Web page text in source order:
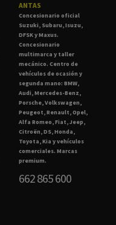
ANTAS
Concesionario oficial
Suzuki, Subaru, Isuzu,
DFSK y Maxus.
Concesionario
multimarca y taller
mecánico. Centro de
vehículos de ocasión y
segunda mano: BMW,
Audi, Mercedes-Benz,
Porsche, Volkswagen,
Peugeot, Renault, Opel,
Alfa Romeo, Fiat, Jeep,
Citroën, DS, Honda,
Toyota, Kia y vehículos
comerciales. Marcas
premium.
662 865 600